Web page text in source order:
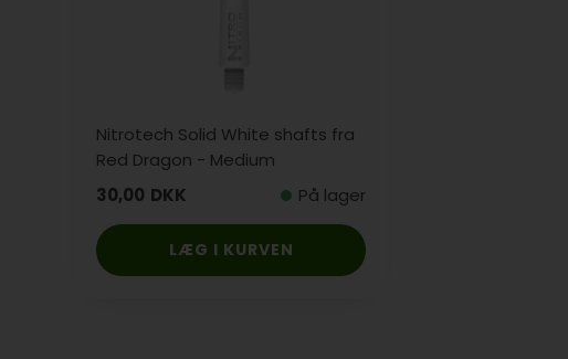
Nitrotech Solid White shafts fra
Red Dragon - Medium
30,00 DKK På lager
LÆG I KURVEN